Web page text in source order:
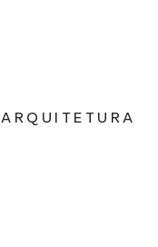
ARQUITETURA